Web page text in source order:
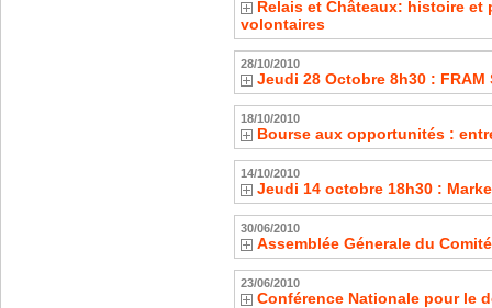
Relais et Châteaux: histoire
volontaires
28/10/2010
Jeudi 28 Octobre 8h30 : FRAM
18/10/2010
Bourse aux opportunités :
14/10/2010
Jeudi 14 octobre 18h30 :
30/06/2010
Assemblée Génerale du
23/06/2010
Conférence Nationale pour le